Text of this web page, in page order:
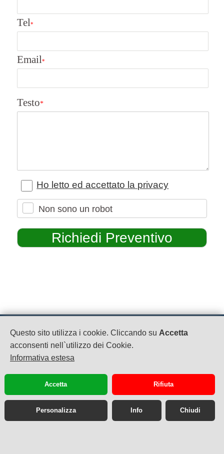
Questo sito utilizza i cookie. Cliccando su Accetta
acconsenti nell`utilizzo dei Cookie.
Informativa estesa
Accetta Rifiuta
Personalizza Info Chiudi
Tel*
Email*
Testo*
Ho letto ed accettato la privacy
Non sono un robot
MC CLUB
P.IVA: 04479870612
Via SS 7 Bis Km 13800
Teverola
08119094906
booking@mcclub.eu